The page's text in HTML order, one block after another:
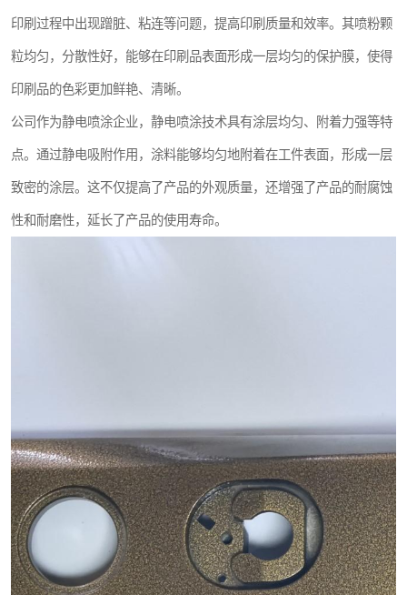
印刷过程中出现蹭脏、粘连等问题，提高印刷质量和效率。其喷粉颗
粒均匀，分散性好，能够在印刷品表面形成一层均匀的保护膜，使得
印刷品的色彩更加鲜艳、清晰。
公司作为静电喷涂企业，静电喷涂技术具有涂层均匀、附着力强等特
点。通过静电吸附作用，涂料能够均匀地附着在工件表面，形成一层
致密的涂层。这不仅提高了产品的外观质量，还增强了产品的耐腐蚀
性和耐磨性，延长了产品的使用寿命。